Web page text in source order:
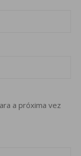
a próxima vez